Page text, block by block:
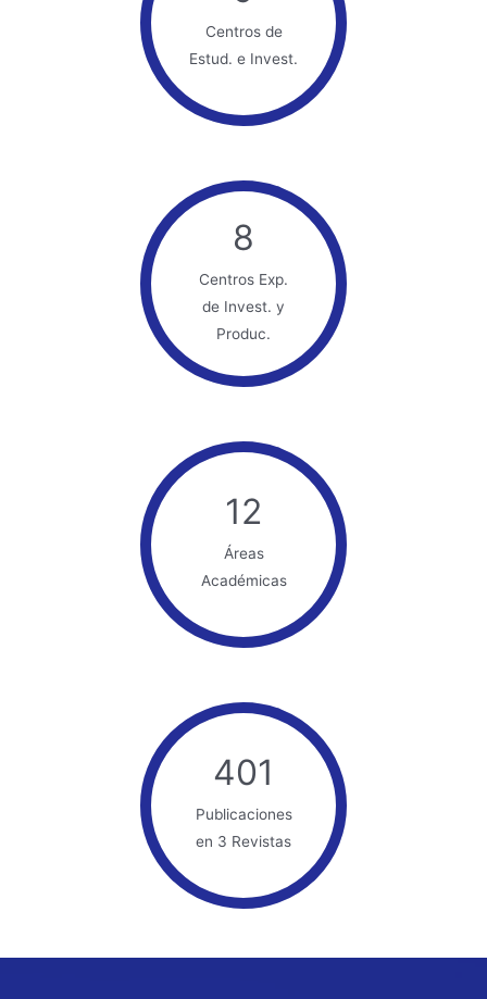
Centros de
Estud. e Invest.
8
Centros Exp.
de Invest. y
Produc.
12
Áreas
Académicas
401
Publicaciones
en 3 Revistas